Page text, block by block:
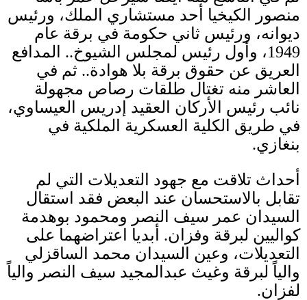
منصور الكيخيا أحد مستشاري الملك، ورئيس
ديوانه، ورئيس ثاني حكومة في برقة عام
1949، وأول رئيس لمجلس الشيوخ..
المدافع
العريق عن حقوق برقة بلا هوادة.. ثم في
العاشر منه تغتال طلقات رصاص مجهولة
نائب رئيس الأركان العقيد إدريس العيساوي،
في طريق الكلية العسكرية الملكية في
بنغازي.
أحداث تلاقت مع جهود التعديلات التي لم
تقابل بالاستحسان عند البعض فقد استقال
السيدان عمر سيف النصر ومحمود بوهدمة
كواليين لبرقة وفزان.
أبديا اعتراضهما على
التعديلات، وعين السيدان محمد الساقزلي
والياً لبرقة وغيث عبدالمجيد سيف النصر والياً
لفزان.